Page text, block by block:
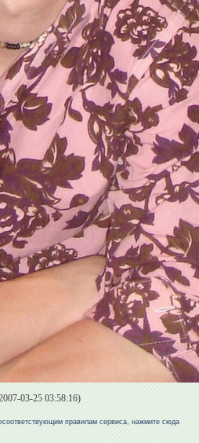
03-25 03:58:16)
правилам сервиса, нажмите сюда